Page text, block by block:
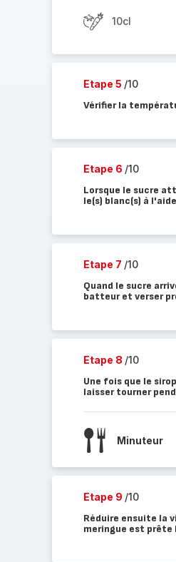
10cl
Etape 5 /10
Vérifier la
Etape 6 /10
Lorsque le sucre
le(s) blanc(s) à
Etape 7 /10
Quand le sucre
batteur et verser
Etape 8 /10
Une fois que le
laisser tourner
Minuteur
Etape 9 /10
Réduire ensuite la
meringue est prête